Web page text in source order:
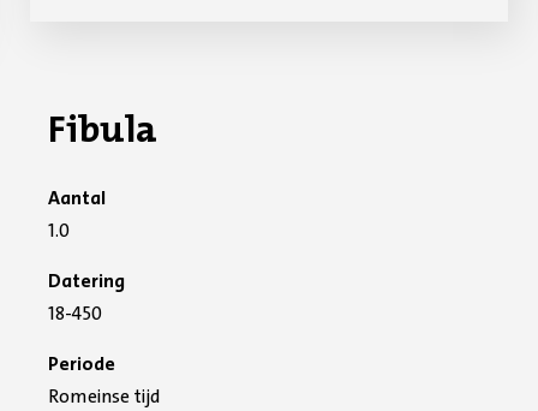
Fibula
Aantal
1.0
Datering
18-450
Periode
Romeinse tijd